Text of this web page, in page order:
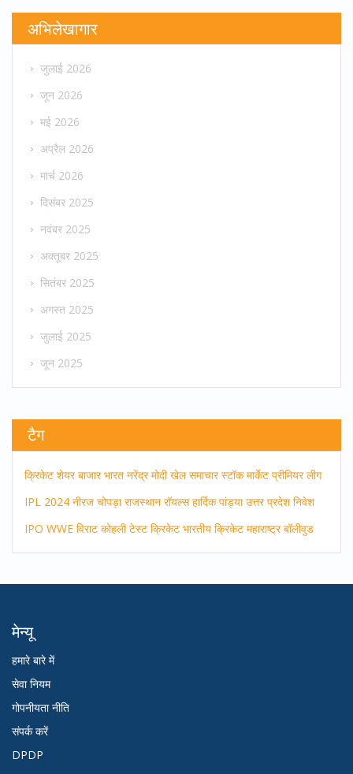
अभिलेखागार
जुलाई 2026
जून 2026
मई 2026
अप्रैल 2026
मार्च 2026
दिसंबर 2025
नवंबर 2025
अक्तूबर 2025
सितंबर 2025
अगस्त 2025
जुलाई 2025
जून 2025
टैग
क्रिकेट शेयर बाजार भारत नरेंद्र मोदी खेल समाचार स्टॉक मार्केट प्रीमियर लीग
IPL 2024 नीरज चोपड़ा राजस्थान रॉयल्स हार्दिक पांड्या उत्तर प्रदेश निवेश
IPO WWE विराट कोहली टेस्ट क्रिकेट भारतीय क्रिकेट महाराष्ट्र बॉलीवुड
मेन्यू
हमारे बारे में
सेवा नियम
गोपनीयता नीति
संपर्क करें
DPDP